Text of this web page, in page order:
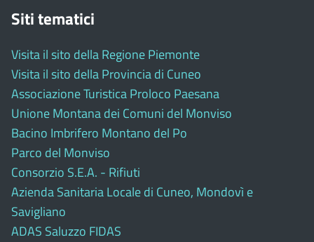
Siti tematici
Visita il sito della Regione Piemonte
Visita il sito della Provincia di Cuneo
Associazione Turistica Proloco Paesana
Unione Montana dei Comuni del Monviso
Bacino Imbrifero Montano del Po
Parco del Monviso
Consorzio S.E.A. - Rifiuti
Azienda Sanitaria Locale di Cuneo, Mondovì e
Savigliano
ADAS Saluzzo FIDAS